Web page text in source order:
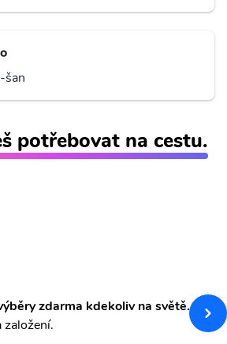
šan
potřebovat na cestu.
zdarma kdekoliv na světě.
založení.